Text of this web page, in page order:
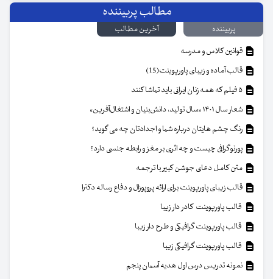
مطالب پربیننده
پربیننده
آخرین مطالب
قوانین کلاس و مدرسه
قالب آماده و زیبای پاورپوینت(15)
شعار سال ۱۴۰۱ «سال تولید، دانش‌بنیان و اشتغال‌آفرین»
رنگ چشم هایتان درباره شما و اجدادتان چه می گوید؟
پورنوگرافی چیست و چه اثری بر مغز و رابطه جنسی دارد؟
متن کامل دعای جوشن کبیر با ترجمه
قالب زیبای پاورپوینت برای ارائه پروپوزال و دفاع رساله دکترا
قالب پاورپوینت کادر دار زیبا
قالب پاورپوینت گرافیکی و طرح دار زیبا
قالب پاورپوینت گرافیکی زیبا
نمونه تدریس درس اول هدیه آسمان پنجم